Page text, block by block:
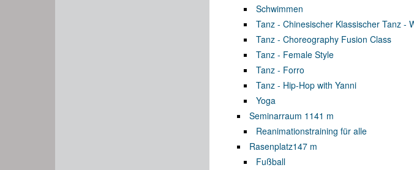
Schwimmen
Tanz - Chinesischer Klassischer Tanz -
Tanz - Choreography Fusion Class
Tanz - Female Style
Tanz - Forro
Tanz - Hip-Hop with Yanni
Yoga
Seminarraum 1 141 m
Reanimationstraining für alle
Rasenplatz147 m
Fußball